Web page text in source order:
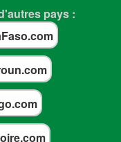
pays :